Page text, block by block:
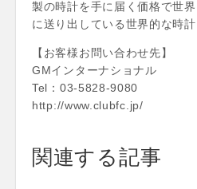
製の時計を手に届く価格で世
に送り出している世界的な時計
【お客様お問い合わせ先】
GMインターナショナル
Tel：03-5828-9080
http://www.clubfc.jp/
関連する記事